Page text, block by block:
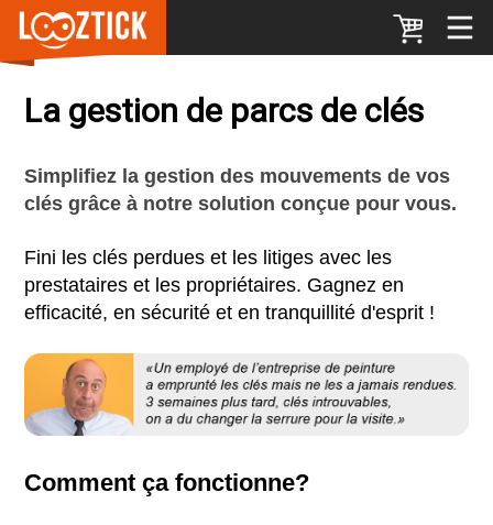
La gestion de parcs de clés
Simplifiez la gestion des mouvements de vos
clés grâce à notre solution conçue pour vous.
Fini les clés perdues et les litiges avec les
prestataires et les propriétaires. Gagnez en
efficacité, en sécurité et en tranquillité d'esprit !
Comment ça fonctionne?